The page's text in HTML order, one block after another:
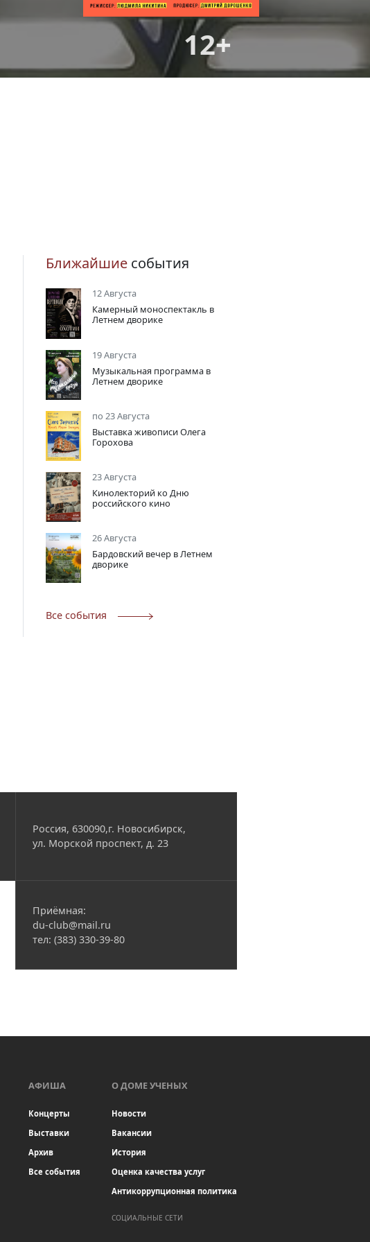
12+
Ближайшие события
12 Августа
Камерный моноспектакль в
Летнем дворике
19 Августа
Музыкальная программа в
Летнем дворике
по 23 Августа
Выставка живописи Олега
Горохова
23 Августа
Кинолекторий ко Дню
российского кино
26 Августа
Бардовский вечер в Летнем
дворике
Все события
Россия, 630090,г. Новосибирск,
ул. Морской проспект, д. 23
Приёмная:
du-club@mail.ru
тел: (383) 330-39-80
АФИША
Концерты
Выставки
Архив
Все события
О ДОМЕ УЧЕНЫХ
Новости
Вакансии
История
Оценка качества услуг
Антикоррупционная политика
СОЦИАЛЬНЫЕ СЕТИ